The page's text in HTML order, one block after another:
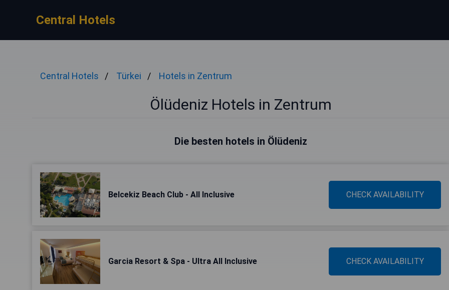
Central Hotels
Central Hotels Türkei Hotels in Zentrum
Ölüdeniz Hotels in Zentrum
Die besten hotels in Ölüdeniz
Belcekiz Beach Club - All Inclusive CHECK AVAILABILITY
Garcia Resort & Spa - Ultra All Inclusive CHECK AVAILABILITY